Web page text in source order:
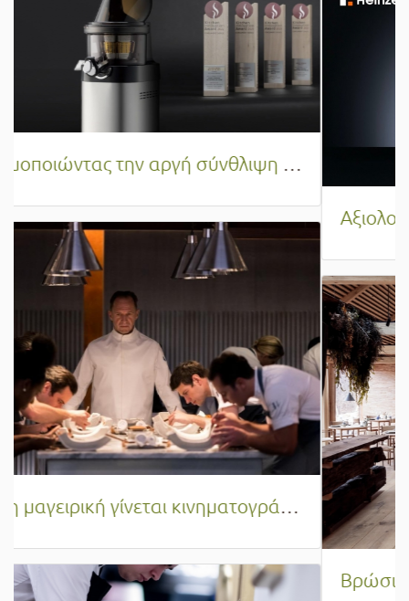
Αξιολογώντας το Heinzelmann Pro Chef και η ουσία του στη σύγχρονη κουζίνα
Βρώσιμα Έντομα: Η επερχόμενη γαστρονομική επανάσταση που κατακτά τις κουζίνες του μέλλοντος